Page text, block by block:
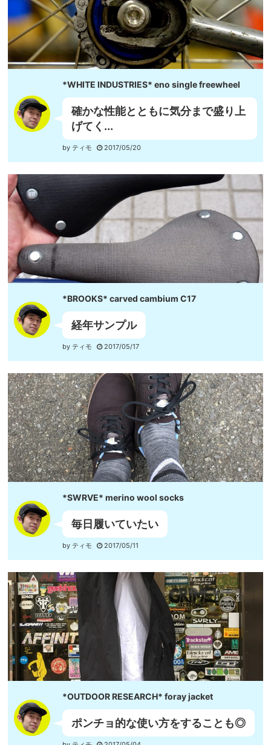
*WHITE INDUSTRIES* eno single freewheel
確かな性能とともに気分まで盛り上
げてく...
by ティモ 2017/05/20
*BROOKS* carved cambium C17
経年サンプル
by ティモ 2017/05/17
*SWRVE* merino wool socks
毎日履いていたい
by ティモ 2017/05/11
*OUTDOOR RESEARCH* foray jacket
ポンチョ的な使い方をすることも◎